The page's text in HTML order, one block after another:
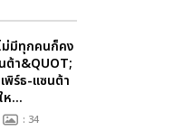
ม่มีทุกคนก็คง
ต้า&QUOT;
พิร์ธ-แซนต้า
ห...
: 34